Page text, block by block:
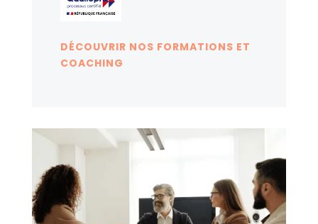
DÉCOUVRIR NOS FORMATIONS ET
COACHING